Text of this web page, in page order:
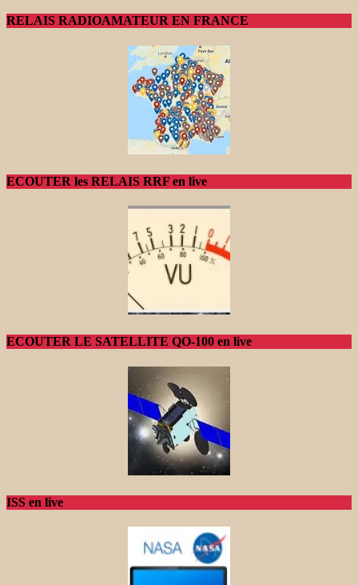
RELAIS RADIOAMATEUR EN FRANCE
ECOUTER les RELAIS RRF en live
ECOUTER LE SATELLITE QO-100 en live
ISS en live